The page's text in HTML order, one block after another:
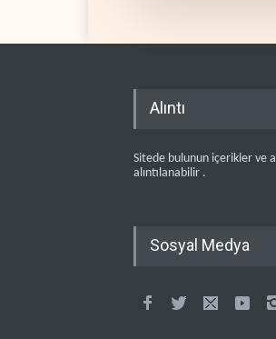
Alıntı
Sitede bulunun içerikler ve
alıntılanabilir .
Sosyal Medya